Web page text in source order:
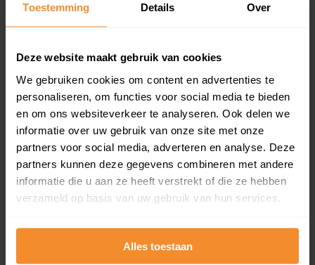
Toestemming Details Over
Deze website maakt gebruik van cookies
We gebruiken cookies om content en advertenties te
personaliseren, om functies voor social media te bieden
en om ons websiteverkeer te analyseren. Ook delen we
informatie over uw gebruik van onze site met onze
partners voor social media, adverteren en analyse. Deze
partners kunnen deze gegevens combineren met andere
informatie die u aan ze heeft verstrekt of die ze hebben
verzameld op basis van uw gebruik van hun services.
Alles toestaan
T/m 1945
3%